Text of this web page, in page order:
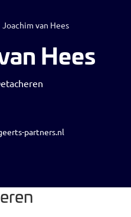
gevonden
Joachim van Hees
Hees
partners.nl